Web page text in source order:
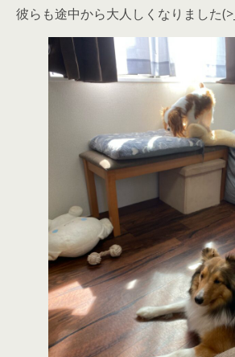
彼らも途中から大人しくなりました